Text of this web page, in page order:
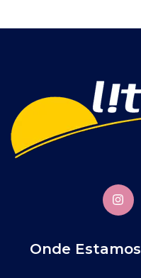
Onde Estamos